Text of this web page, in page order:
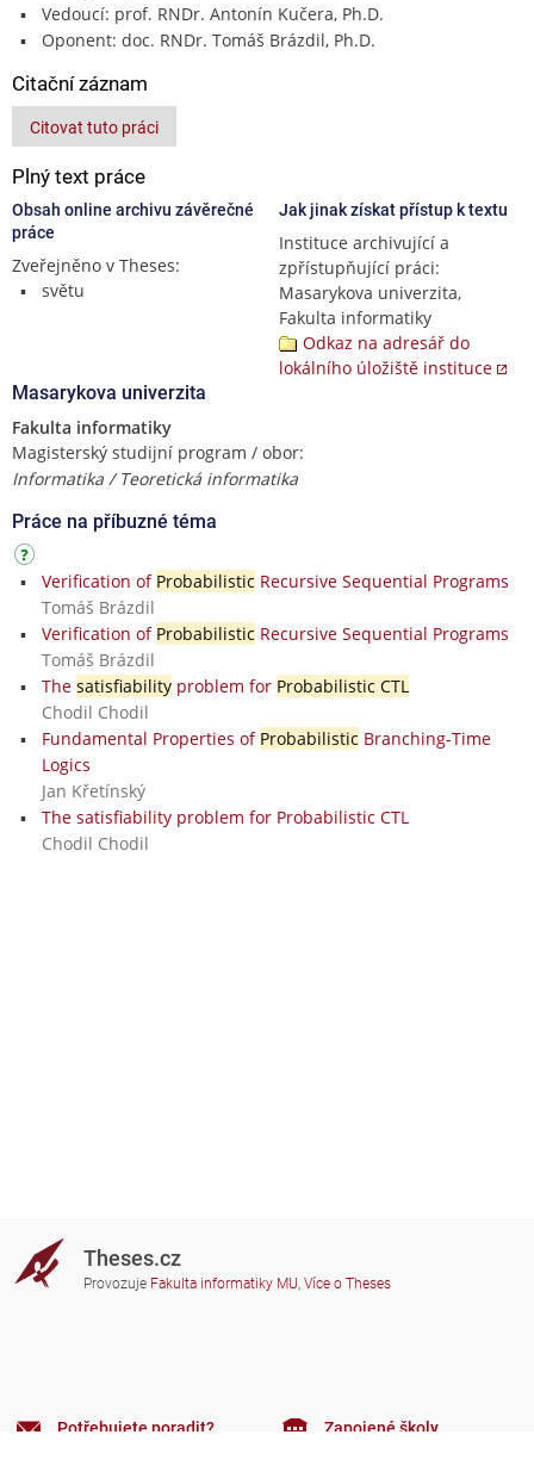
Vedoucí: prof. RNDr. Antonín Kučera, Ph.D.
Oponent: doc. RNDr. Tomáš Brázdil, Ph.D.
Citační záznam
Citovat tuto práci
Plný text práce
Obsah online archivu závěrečné
práce
Zveřejněno v Theses:
světu
Jak jinak získat přístup k textu
Instituce archivující a
zpřístupňující práci:
Masarykova univerzita,
Fakulta informatiky
Odkaz na adresář do
lokálního úložiště instituce
Masarykova univerzita
Fakulta informatiky
Magisterský studijní program / obor:
Informatika / Teoretická informatika
Práce na příbuzné téma
Verification of Probabilistic Recursive Sequential Programs
Tomáš Brázdil
Verification of Probabilistic Recursive Sequential Programs
Tomáš Brázdil
The satisfiabilityproblem for Probabilistic CTL
Chodil Chodil
Fundamental Properties of Probabilistic Branching-Time
Logics
Jan Křetínský
The satisfiability problem for Probabilistic CTL
Chodil Chodil
Theses.cz
Provozuje Fakulta informatiky MU, Více o Theses
Potřebujete poradit? Zapojené školy